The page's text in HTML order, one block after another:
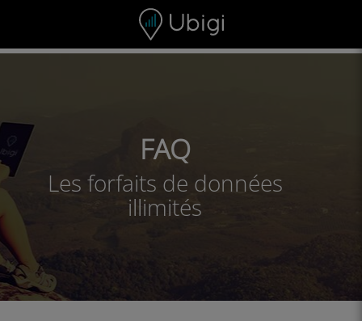
Barre de navigation
FAQ
Les forfaits de données
illimités